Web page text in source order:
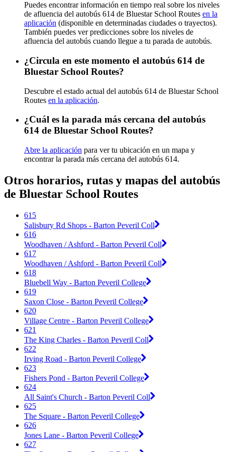
Puedes encontrar información en tiempo real sobre los niveles
de afluencia del autobús 614 de Bluestar School Routes en la
aplicación (disponible en determinadas ciudades o trayectos).
También puedes ver predicciones sobre los niveles de
afluencia del autobús cuando llegue a tu parada de autobús.
¿Circula en este momento el autobús 614 de
Bluestar School Routes?
Descubre el estado actual del autobús 614 de Bluestar School
Routes en la aplicación.
¿Cuál es la parada más cercana del autobús
614 de Bluestar School Routes?
Abre la aplicación para ver tu ubicación en un mapa y
encontrar la parada más cercana del autobús 614.
Otros horarios, rutas y mapas del autobús
de Bluestar School Routes
615
Salisbury Rd Shops - Barton Peveril Coll
616
Woodhaven / Ashford - Barton Peveril Coll
617
Woodhaven / Ashford - Barton Peveril Coll
618
Bluebell Way - Barton Peveril College
619
Saxon Close - Barton Peveril College
620
Village Centre - Barton Peveril College
621
The King Charles - Barton Peveril Coll
622
Irving Road - Barton Peveril College
623
Fishers Pond - Barton Peveril College
624
All Saint's Church - Barton Peveril Coll
625
The Square - Barton Peveril College
626
Jones Lane - Barton Peveril College
627